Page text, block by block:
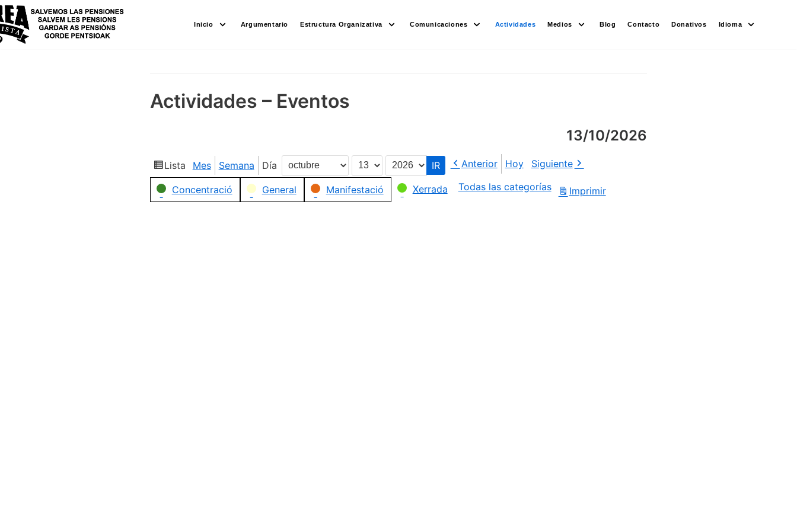
Saltar
al
contenido
Inicio Argumentario Estructura Organizativa Comunicaciones Actividades Medios Blog Contacto Donativos Idioma
Actividades – Eventos
13/10/2026
Ver
como
Lista Mes Semana Día
Mes
Día
Año
Anterior Hoy
Siguiente
Categorías
Concentració General Manifestació Xerrada Todas las categorías Imprimir